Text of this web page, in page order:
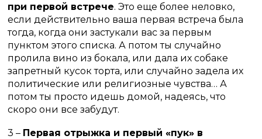
при первой встрече. Это еще более неловко,
если действительно ваша первая встреча была
тогда, когда они застукали вас за первым
пунктом этого списка. А потом ты случайно
пролила вино из бокала, или дала их собаке
запретный кусок торта, или случайно задела их
политические или религиозные чувства… А
потом ты просто идешь домой, надеясь, что
скоро они все забудут.
3 – Первая отрыжка и первый «пук» в